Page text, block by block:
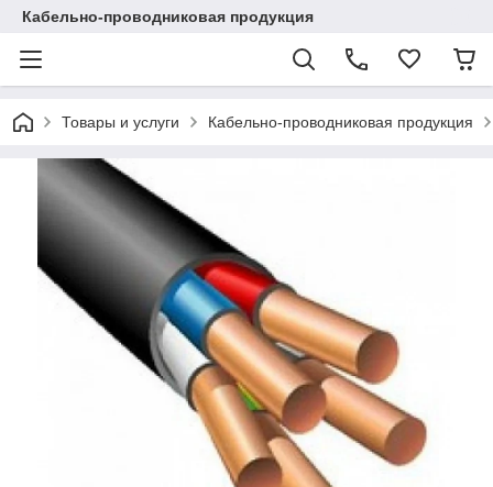
Кабельно-проводниковая продукция
Товары и услуги Кабельно-проводниковая продукция